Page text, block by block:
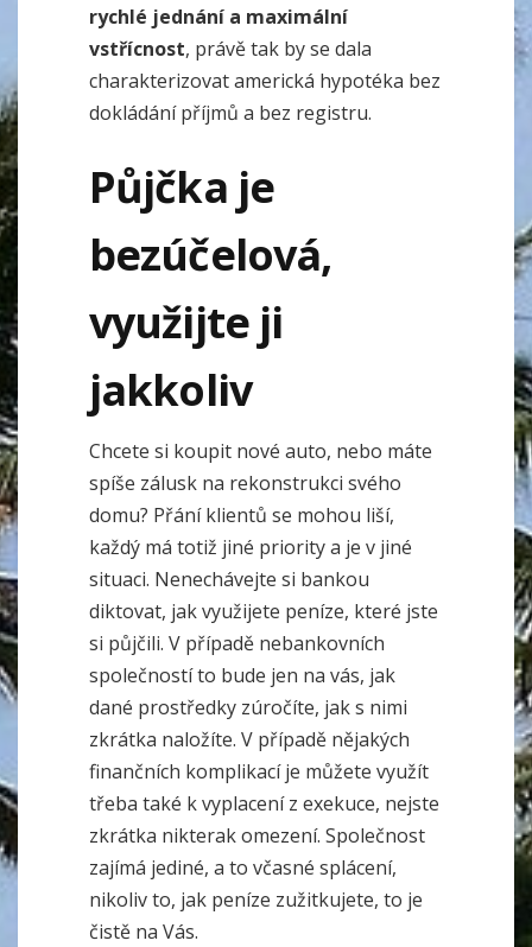
rychlé jednání a maximální
vstřícnost, právě tak by se dala
charakterizovat americká hypotéka bez
dokládání příjmů a bez registru.
Půjčka je
bezúčelová,
využijte ji
jakkoliv
Chcete si koupit nové auto, nebo máte
spíše zálusk na rekonstrukci svého
domu? Přání klientů se mohou liší,
každý má totiž jiné priority a je v jiné
situaci. Nenechávejte si bankou
diktovat, jak využijete peníze, které jste
si půjčili. V případě nebankovních
společností to bude jen na vás, jak
dané prostředky zúročíte, jak s nimi
zkrátka naložíte. V případě nějakých
finančních komplikací je můžete využít
třeba také k vyplacení z exekuce, nejste
zkrátka nikterak omezení. Společnost
zajímá jediné, a to včasné splácení,
nikoliv to, jak peníze zužitkujete, to je
čistě na Vás.